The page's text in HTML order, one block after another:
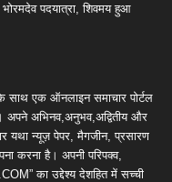
पदयात्रा, शिवमय हुआ
साथ एक ऑनलाइन समाचार पोर्टल
अपने अभिनव,अनुभव,अद्वितीय और
यथा न्यूज़ पेपर, मैगजीन, प्रसारण
करना है। अपनी परिपक्व,
का उद्देश्य देशहित में सच्ची